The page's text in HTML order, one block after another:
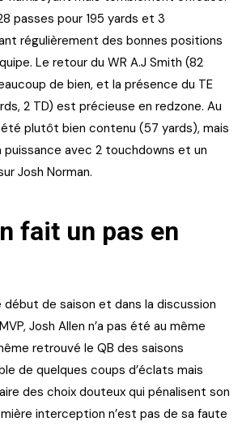
passes pour 195 yards et 3
régulièrement des bonnes positions
Le retour du WR A.J Smith (82
de bien, et la présence du TE
2 TD) est précieuse en redzone. Au
été plutôt bien contenu (57 yards), mais
puissance avec 2 touchdowns et un
Josh Norman.
fait un pas en
de saison et dans la discussion
Josh Allen n’a pas été au même
retrouvé le QB des saisons
de quelques coups d’éclats mais
des choix douteux qui pénalisent son
interception n’est pas de sa faute